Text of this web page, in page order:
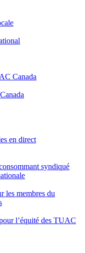
Canada
en direct
syndiqué
les membres du
l’équité des TUAC